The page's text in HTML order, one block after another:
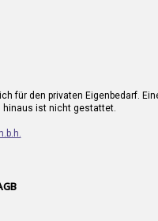
für den privaten Eigenbedarf.
hinaus ist nicht gestattet.